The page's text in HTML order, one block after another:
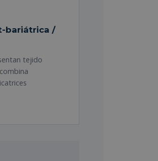
bariátrica /
tejido